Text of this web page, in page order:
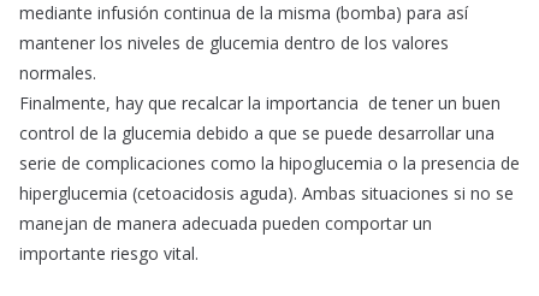
mediante infusión continua de la misma (bomba) para así
mantener los niveles de glucemia dentro de los valores
normales.
Finalmente, hay que recalcar la importancia de tener un buen
control de la glucemia debido a que se puede desarrollar una
serie de complicaciones como la hipoglucemia o la presencia de
hiperglucemia (cetoacidosis aguda). Ambas situaciones si no se
manejan de manera adecuada pueden comportar un
importante riesgo vital.